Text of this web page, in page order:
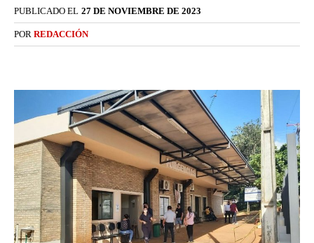
PUBLICADO EL 27 DE NOVIEMBRE DE 2023
POR REDACCIÓN